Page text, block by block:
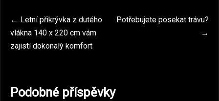
Navigace
pro
Letní přikrývka z dutého
vlákna 140 x 220 cm vám
zajistí dokonalý komfort
Potřebujete posekat trávu?
Podobné příspěvky